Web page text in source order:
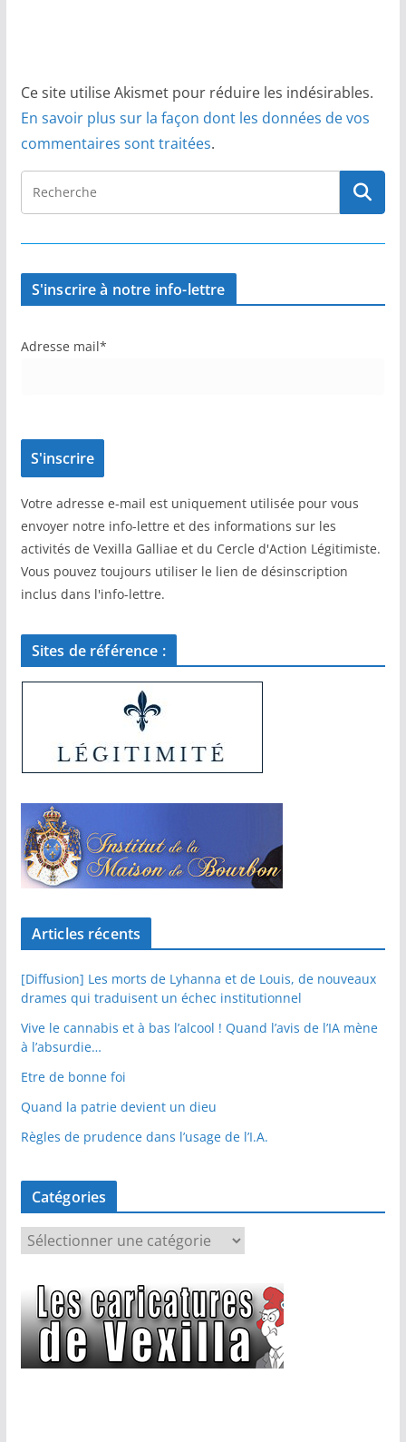
Ce site utilise Akismet pour réduire les indésirables.
En savoir plus sur la façon dont les données de vos
commentaires sont traitées.
S'inscrire à notre info-lettre
Adresse mail*
Votre adresse e-mail est uniquement utilisée pour vous
envoyer notre info-lettre et des informations sur les
activités de Vexilla Galliae et du Cercle d'Action Légitimiste.
Vous pouvez toujours utiliser le lien de désinscription
inclus dans l'info-lettre.
Sites de référence :
Articles récents
[Diffusion] Les morts de Lyhanna et de Louis, de nouveaux
drames qui traduisent un échec institutionnel
Vive le cannabis et à bas l’alcool ! Quand l’avis de l’IA mène
à l’absurdie…
Etre de bonne foi
Quand la patrie devient un dieu
Règles de prudence dans l’usage de l’I.A.
Catégories
é
g
o
r